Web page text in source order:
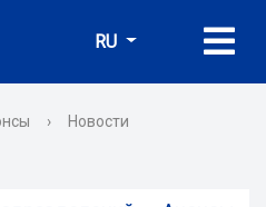
RU
› Новости